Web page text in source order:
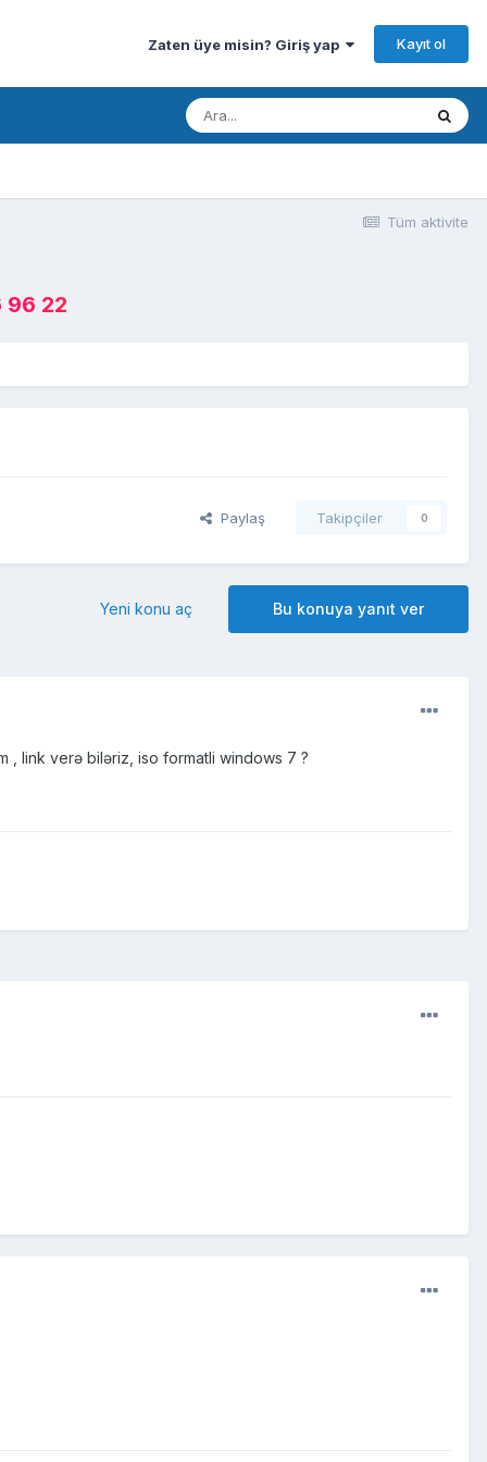
Zaten üye misin? Giriş yap Kayıt ol
Tüm aktivite
96 22
Paylaş Takipçiler 0
Bu konuya yanıt ver
Yeni konu aç
, link verə biləriz, iso formatli windows 7 ?